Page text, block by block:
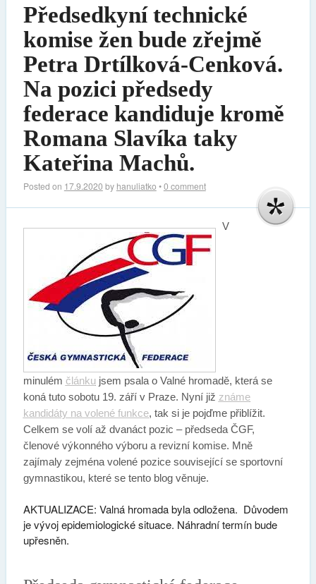
Předsedkyní technické
komise žen bude zřejmě
Petra Drtílková-Cenková.
Na pozici předsedy
federace kandiduje kromě
Romana Slavíka taky
Kateřina Machů.
Posted on 17.9.2020 by hanuliatko •0 comment
V
minulém článku jsem psala o Valné hromadě, která se
koná tuto sobotu 19. září v Praze. Nyní již známe
kandidáty na volené funkce, tak si je pojďme přiblížit.
Celkem se volí až dvanáct pozic – předseda ČGF,
členové výkonného výboru a revizní komise. Mně
zajímaly zejména volené pozice související se sportovní
gymnastikou, které se tento blog věnuje.
AKTUALIZACE: Valná hromada byla odložena. Důvodem
je vývoj epidemiologické situace. Náhradní termín bude
upřesněn.